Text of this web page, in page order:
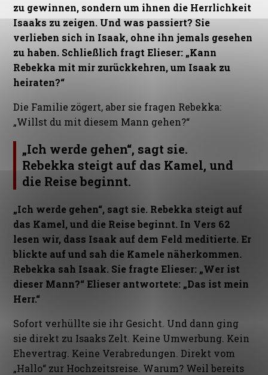
zu gewinnen, sondern um ihnen die Herrlichkeit
Isaaks zu zeigen. Und was passiert? Sie
verlieben sich in Isaak, ohne ihn jemals gesehen
zu haben. Schließlich fragt Elieser: „Kann
Rebekka mit mir zurückkehren, um Isaak zu
heiraten?“
Die Familie zögert, aber sie fragen Rebekka:
„Willst du mit diesem Mann gehen?“
„Ich werde gehen“, sagt sie.
Rebekka steigt auf das Kamel, und
die Reise beginnt.
„Ich werde gehen“, sagt sie. Rebekka steigt auf
das Kamel, und die Reise beginnt. In Vers 62
lesen wir, dass Isaak auf dem Feld meditierte. Er
blickte auf und sah die Kamele näherkommen.
Rebekka sah Isaak. Sie fragte Elieser: „Wer ist
dieser Mann?“ Elieser antwortete: „Das ist mein
Herr.“
Sofort verhüllte sie ihr Gesicht. Und dann ging
sie direkt zu Isaaks Zelt. Keine Umwerbung. Kein
Ehevertrag. Keine Verabredungen. Direkt vom
„Hallo“ zur Hochzeitsreise. Warum? Weil bereits